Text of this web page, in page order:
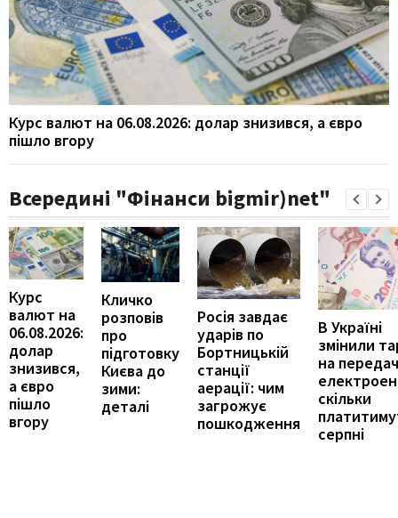
Курс валют на 06.08.2026: долар знизився, а євро
пішло вгору
Всередині "Фінанси bigmir)net"
Курс
валют на
06.08.2026:
долар
знизився,
а євро
пішло
вгору
Кличко
розповів
про
підготовку
Києва до
зими:
деталі
Росія завдає
ударів по
Бортницькій
станції
аерації: чим
загрожує
пошкодження
В Україні
змінили
на
скільки
серпні